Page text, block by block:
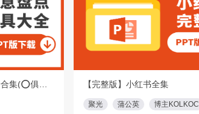
【完整版】小红书全集
聚光 蒲公英 博主KOLKOC